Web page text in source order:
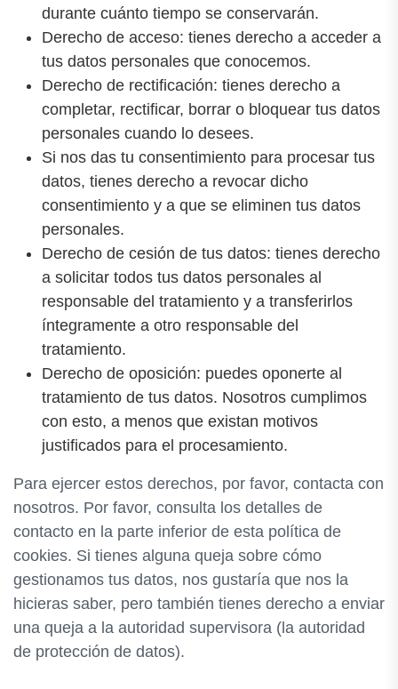
durante cuánto tiempo se conservarán.
Derecho de acceso: tienes derecho a acceder a
tus datos personales que conocemos.
Derecho de rectificación: tienes derecho a
completar, rectificar, borrar o bloquear tus datos
personales cuando lo desees.
Si nos das tu consentimiento para procesar tus
datos, tienes derecho a revocar dicho
consentimiento y a que se eliminen tus datos
personales.
Derecho de cesión de tus datos: tienes derecho
a solicitar todos tus datos personales al
responsable del tratamiento y a transferirlos
íntegramente a otro responsable del
tratamiento.
Derecho de oposición: puedes oponerte al
tratamiento de tus datos. Nosotros cumplimos
con esto, a menos que existan motivos
justificados para el procesamiento.
Para ejercer estos derechos, por favor, contacta con
nosotros. Por favor, consulta los detalles de
contacto en la parte inferior de esta política de
cookies. Si tienes alguna queja sobre cómo
gestionamos tus datos, nos gustaría que nos la
hicieras saber, pero también tienes derecho a enviar
una queja a la autoridad supervisora (la autoridad
de protección de datos).